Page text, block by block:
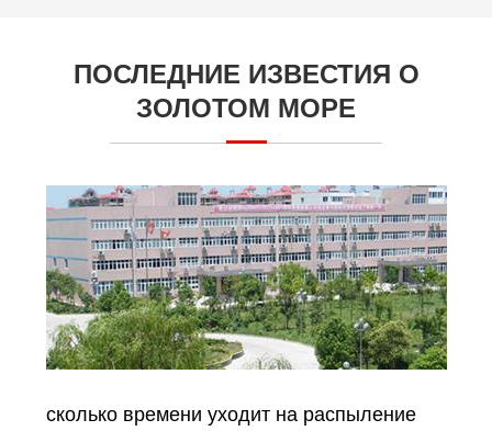
ПОСЛЕДНИЕ ИЗВЕСТИЯ О
ЗОЛОТОМ МОРЕ
сколько времени уходит на распыление